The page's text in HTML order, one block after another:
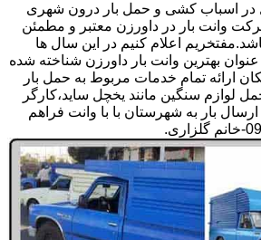
در اسباب کشی و حمل بار درون شهری
وانت بار در داورزن معتبر و مطمئن
اعلام کنیم در این سال ها
عنوان بهترین وانت بار داورزن شناخته شده
ارائه تمام خدمات مربوط به حمل بار
لوازم سنگین مانند یخچل ساید،کارگر
بار به شهرستان با با وانت فراهم